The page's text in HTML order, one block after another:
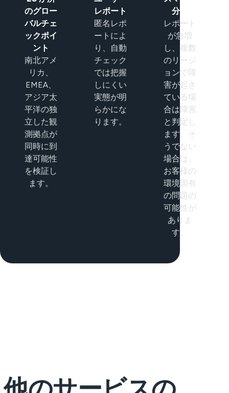
のグロー
バルチェ
ックポイ
ント
南北アメ
リカ、
EMEA、
アジア太
平洋の独
立した観
測拠点が
同時に到
達可能性
を検証し
ます。
レポート
匿名レポ
ートによ
り、自動
チェック
では把握
しにくい
実態が明
らかにな
ります。
分類
レポート
が急増
し、複数
のリージ
ョンで障
害が起き
ている場
合は障害
と判定し
ます。そ
うでない
場合は、
お客様の
環境固有
の問題の
可能性が
ありま
す。